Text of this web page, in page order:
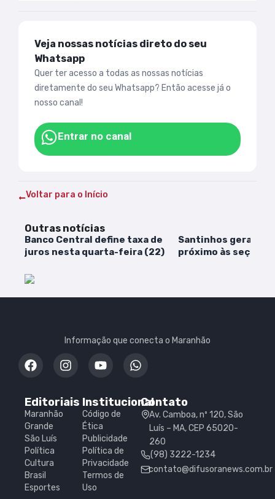
Veja nossas notícias direto do seu
Whatsapp
Quer ter acesso a todas as nossas notícias
diretamente do seu Whatsapp? Então acesse já o
nosso canal!
Entrar no canal
Voltar para o Início
Outras notícias
Banco Central define taxa de
juros nesta quarta-feira (22)
Santinhos geram
próximo às seções
Informação que conecta o Maranhão
Editoriais
Maranhão
Grande
São Luís
Política
Cultura
Brasil
Esportes
Institucional
Código de
Ética
Publicidade
Política de
Privacidade
Termos de
Uso
Contato
Av. Camboa, nº 120, São
Luís – MA, CEP 65020-
260
(98) 3222-1234
contato@difusoranews.com.br